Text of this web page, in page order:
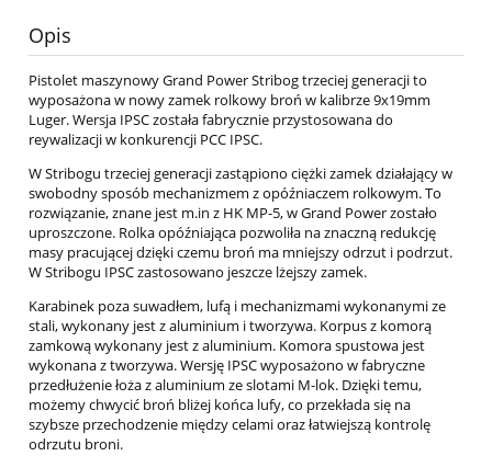
Opis
Pistolet maszynowy Grand Power Stribog trzeciej generacji to
wyposażona w nowy zamek rolkowy broń w kalibrze 9x19mm
Luger. Wersja IPSC została fabrycznie przystosowana do
reywalizacji w konkurencji PCC IPSC.
W Stribogu trzeciej generacji zastąpiono ciężki zamek działający w
swobodny sposób mechanizmem z opóźniaczem rolkowym. To
rozwiązanie, znane jest m.in z HK MP-5, w Grand Power zostało
uproszczone. Rolka opóźniająca pozwoliła na znaczną redukcję
masy pracującej dzięki czemu broń ma mniejszy odrzut i podrzut.
W Stribogu IPSC zastosowano jeszcze lżejszy zamek.
Karabinek poza suwadłem, lufą i mechanizmami wykonanymi ze
stali, wykonany jest z aluminium i tworzywa. Korpus z komorą
zamkową wykonany jest z aluminium. Komora spustowa jest
wykonana z tworzywa. Wersję IPSC wyposażono w fabryczne
przedłużenie łoża z aluminium ze slotami M-lok. Dzięki temu,
możemy chwycić broń bliżej końca lufy, co przekłada się na
szybsze przechodzenie między celami oraz łatwiejszą kontrolę
odrzutu broni.